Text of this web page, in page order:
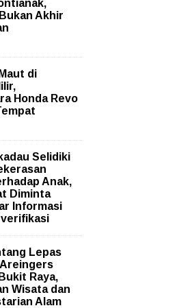
Akhir
di
Honda Revo
Selidiki
Anak,
Diminta
Informasi
Lepas
Raya,
Wisata dan
Alam